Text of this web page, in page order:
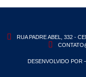
RUA PADRE ABEL, 332 -
DESENVOLVIDO POR